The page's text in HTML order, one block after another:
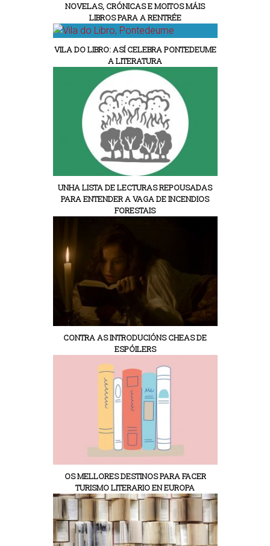
NOVELAS, CRÓNICAS E MOITOS MÁIS
LIBROS PARA A RENTRÉE
VILA DO LIBRO: ASÍ CELEBRA PONTEDEUME
A LITERATURA
UNHA LISTA DE LECTURAS REPOUSADAS
PARA ENTENDER A VAGA DE INCENDIOS
FORESTAIS
CONTRA AS INTRODUCIÓNS CHEAS DE
ESPÓILERS
OS MELLORES DESTINOS PARA FACER
TURISMO LITERARIO EN EUROPA